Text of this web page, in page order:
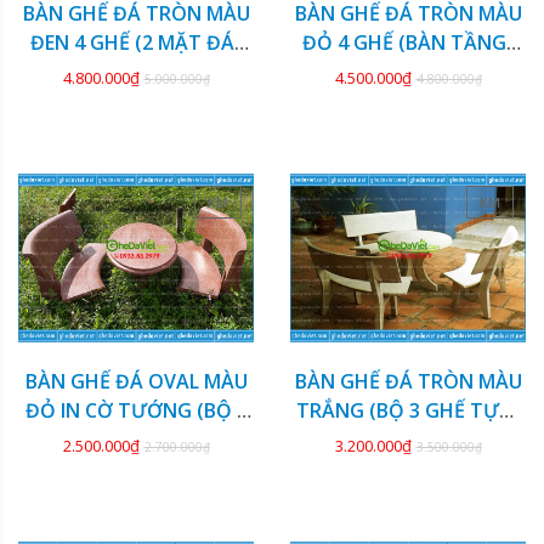
BÀN GHẾ ĐÁ TRÒN MÀU
ĐEN 4 GHẾ (2 MẶT ĐÁ)
GDCV-132
4.800.000₫ 5.000.000₫
BÀN GHẾ ĐÁ TRÒN MÀU
ĐỎ 4 GHẾ (BÀN TẦNG)
GDCV-131
4.500.000₫ 4.800.000₫
KM
BÀN GHẾ ĐÁ OVAL MÀU
ĐỎ IN CỜ TƯỚNG (BỘ 2
GHẾ) GDCV-130
2.500.000₫ 2.700.000₫
KM
BÀN GHẾ ĐÁ TRÒN MÀU
TRẮNG (BỘ 3 GHẾ TỰA)
GDCV-129
3.200.000₫ 3.500.000₫